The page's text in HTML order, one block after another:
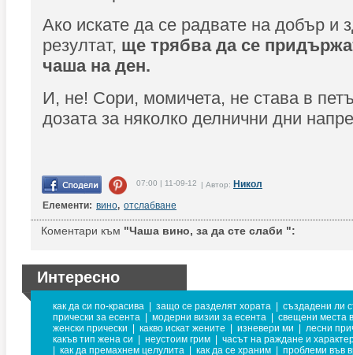
Ако искате да се радвате на добър и
резултат, ще трябва да се
чаша на ден.
И, не! Сори, момичета, не става в
дозата за няколко делнични дни
07:00 | 11-09-12 | Автор: Никол
Елементи: вино, отслабване
Коментари към "Чаша вино, за да сте слаби ":
Интересно
как да си по-красива защо се разделят хората
създадени ли
прически за есента
модерни визии за есента
свещени места
женски прически
какво искат жените изневери ми
лесни
какъв тип жена си
неустоим грим
часът на раждане и
как да премахнем целулита как да се храним проблеми във